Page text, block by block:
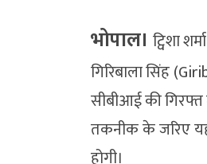
भोपाल। ट्विशा
गिरिबाला सिंह
सीबीआई की गिरफ्त
तकनीक के जरिए यह
होगी।